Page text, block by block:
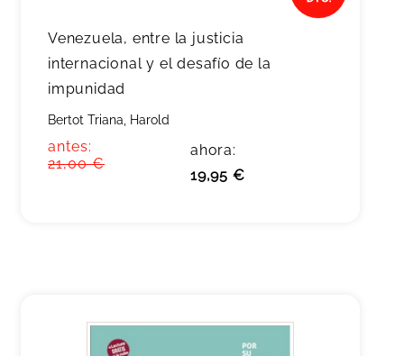
Venezuela, entre la justicia
internacional y el desafío de la
impunidad
Bertot Triana, Harold
antes:
21,00 €
ahora:
19,95 €